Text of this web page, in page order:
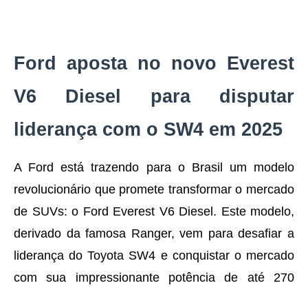
Ford aposta no novo Everest
V6 Diesel para disputar
liderança com o SW4 em 2025
A Ford está trazendo para o Brasil um modelo
revolucionário que promete transformar o mercado
de SUVs: o Ford Everest V6 Diesel. Este modelo,
derivado da famosa Ranger, vem para desafiar a
liderança do Toyota SW4 e conquistar o mercado
com sua impressionante potência de até 270